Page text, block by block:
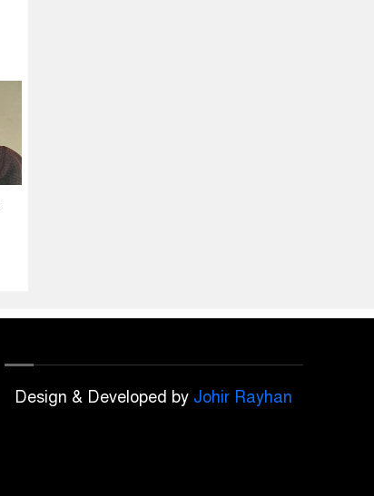
Design & Developed by Johir Rayhan